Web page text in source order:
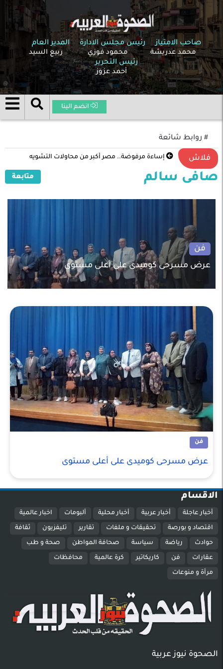
صاحب الامتياز
محمد عدريشة
رئيس مجلس الادارة
محمود فوزي
المدير العام
ربيع السيد
رئيس التحرير
أحمد عزوز
انضم الينا
# روابط شائعة
فلاش إساءة مرفوضة.. مصر أكبر من محاولات التشويه
صافى سالم متابعة
فن
عرض مسرحى كوميدى على أعلى مستوى
فن
عرض مسرحى كوميدى على أعلى مستوى
الاقسام
أخبار عاجلة أخبار عربية أخبار محلية ألبومات اخبار عالمية
اقتصاد و بورصة تحقيقات و ملفات تقارير تليفزيون ثقافة
حوادث رياضة سياسة صحافة المواطن صحة و طب
عقارات فن كاريكاتير كرة عالمية محافظات
مرأة و منوعات
الصحوة نيوز عربية